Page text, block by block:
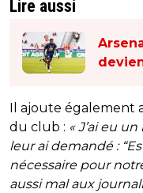
Lire aussi
Il ajoute également
du club : « J’ai eu
leur ai demandé :
nécessaire pour
aussi mal aux